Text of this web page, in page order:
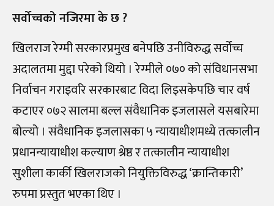
सर्वोच्चको नजिरमा के छ ?
खिलराज रेग्मी सरकारप्रमुख बनेपछि उनीविरुद्ध सर्वोच्च
अदालतमा मुद्दा परेको थियो । रेग्मीले ०७० को संविधानसभा
निर्वाचन गराइवरि सरकारबाट विदा लिइसकेपछि चार वर्ष
कटाएर ०७२ सालमा बल्ल संवैधानिक इजलासले यसबारेमा
बोल्यो । संवैधानिक इजलासका ५ न्यायाधीशमध्ये तत्कालीन
प्रधानन्यायाधीश कल्याण श्रेष्ठ र तत्कालीन न्यायाधीश
सुशीला कार्की खिलराजको नियुक्तिविरुद्ध ‘क्रान्तिकारी’
रुपमा प्रस्तुत भएका थिए ।